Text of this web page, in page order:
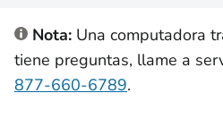
Nota: Una computadora
tiene preguntas, llame a
877-660-6789.